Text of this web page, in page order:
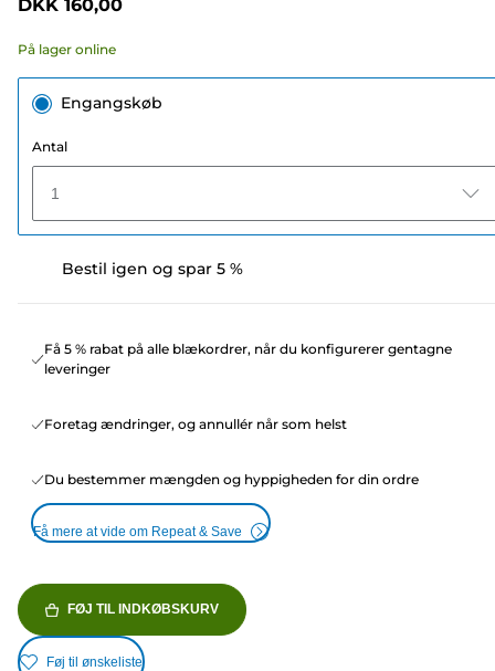
DKK 160,00
På lager online
Engangskøb
Antal
1
Bestil igen og spar 5 %
Få 5 % rabat på alle blækordrer, når du konfigurerer gentagne
leveringer
Foretag ændringer, og annullér når som helst
Du bestemmer mængden og hyppigheden for din ordre
Få mere at vide om Repeat & Save
FØJ TIL INDKØBSKURV
Føj til ønskeliste